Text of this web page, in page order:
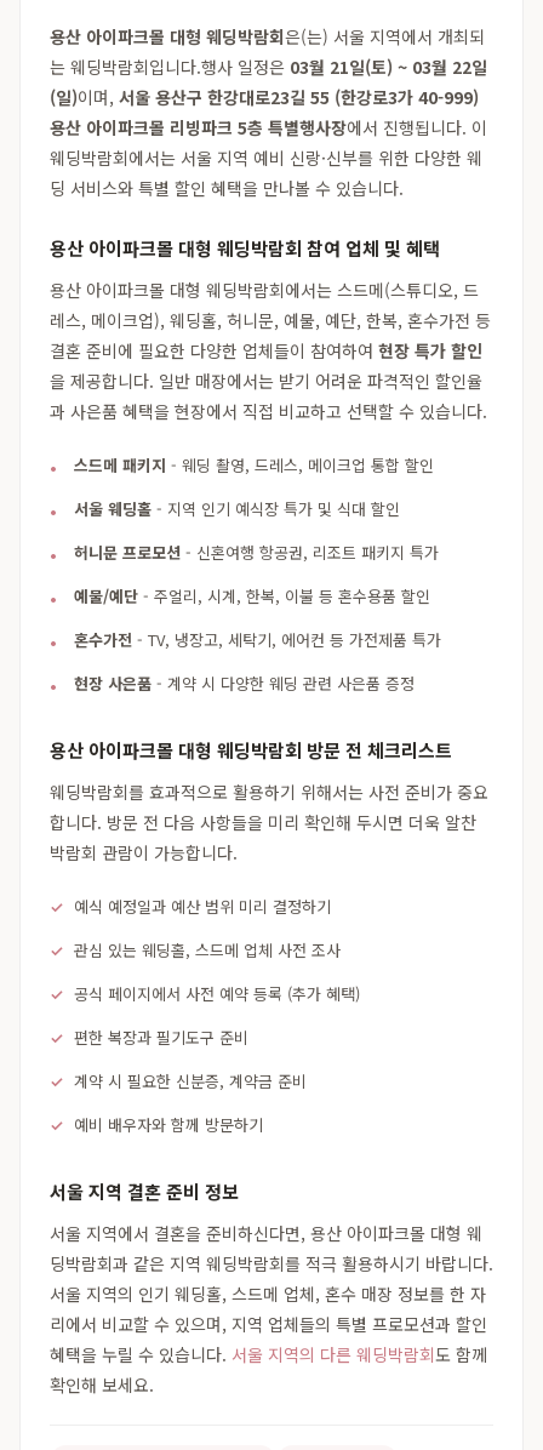
용산 아이파크몰 대형 웨딩박람회은(는) 서울 지역에서 개최되
는 웨딩박람회입니다.행사 일정은 03월 21일(토) ~ 03월 22일
(일)이며, 서울 용산구 한강대로23길 55 (한강로3가 40-999)
용산 아이파크몰 리빙파크 5층 특별행사장에서 진행됩니다. 이
웨딩박람회에서는 서울 지역 예비 신랑·신부를 위한 다양한 웨
딩 서비스와 특별 할인 혜택을 만나볼 수 있습니다.
용산 아이파크몰 대형 웨딩박람회 참여 업체 및 혜택
용산 아이파크몰 대형 웨딩박람회에서는 스드메(스튜디오, 드
레스, 메이크업), 웨딩홀, 허니문, 예물, 예단, 한복, 혼수가전 등
결혼 준비에 필요한 다양한 업체들이 참여하여 현장 특가 할인
을 제공합니다. 일반 매장에서는 받기 어려운 파격적인 할인율
과 사은품 혜택을 현장에서 직접 비교하고 선택할 수 있습니다.
스드메 패키지 - 웨딩 촬영, 드레스, 메이크업 통합 할인
서울 웨딩홀 - 지역 인기 예식장 특가 및 식대 할인
허니문 프로모션 - 신혼여행 항공권, 리조트 패키지 특가
예물/예단 - 주얼리, 시계, 한복, 이불 등 혼수용품 할인
혼수가전 - TV, 냉장고, 세탁기, 에어컨 등 가전제품 특가
현장 사은품 - 계약 시 다양한 웨딩 관련 사은품 증정
용산 아이파크몰 대형 웨딩박람회 방문 전 체크리스트
웨딩박람회를 효과적으로 활용하기 위해서는 사전 준비가 중요
합니다. 방문 전 다음 사항들을 미리 확인해 두시면 더욱 알찬
박람회 관람이 가능합니다.
예식 예정일과 예산 범위 미리 결정하기
관심 있는 웨딩홀, 스드메 업체 사전 조사
공식 페이지에서 사전 예약 등록 (추가 혜택)
편한 복장과 필기도구 준비
계약 시 필요한 신분증, 계약금 준비
예비 배우자와 함께 방문하기
서울 지역 결혼 준비 정보
서울 지역에서 결혼을 준비하신다면, 용산 아이파크몰 대형 웨
딩박람회과 같은 지역 웨딩박람회를 적극 활용하시기 바랍니다.
서울 지역의 인기 웨딩홀, 스드메 업체, 혼수 매장 정보를 한 자
리에서 비교할 수 있으며, 지역 업체들의 특별 프로모션과 할인
혜택을 누릴 수 있습니다. 서울 지역의 다른 웨딩박람회도 함께
확인해 보세요.